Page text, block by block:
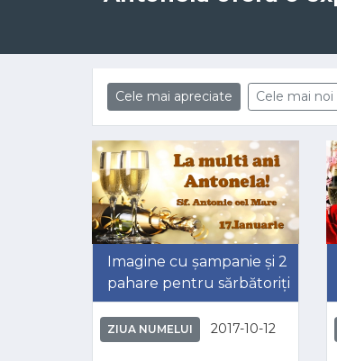
Cele mai apreciate Cele mai noi
Imagine cu șampanie și 2
pahare pentru sărbătoriți
ZIUA NUMELUI 2017-10-12